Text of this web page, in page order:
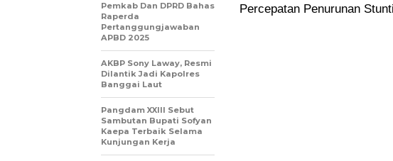
Percepatan Penurunan
Pemkab Dan DPRD Bahas
Raperda
Pertanggungjawaban
APBD 2025
AKBP Sony Laway, Resmi
Dilantik Jadi Kapolres
Banggai Laut
Pangdam XXIII Sebut
Sambutan Bupati Sofyan
Kaepa Terbaik Selama
Kunjungan Kerja